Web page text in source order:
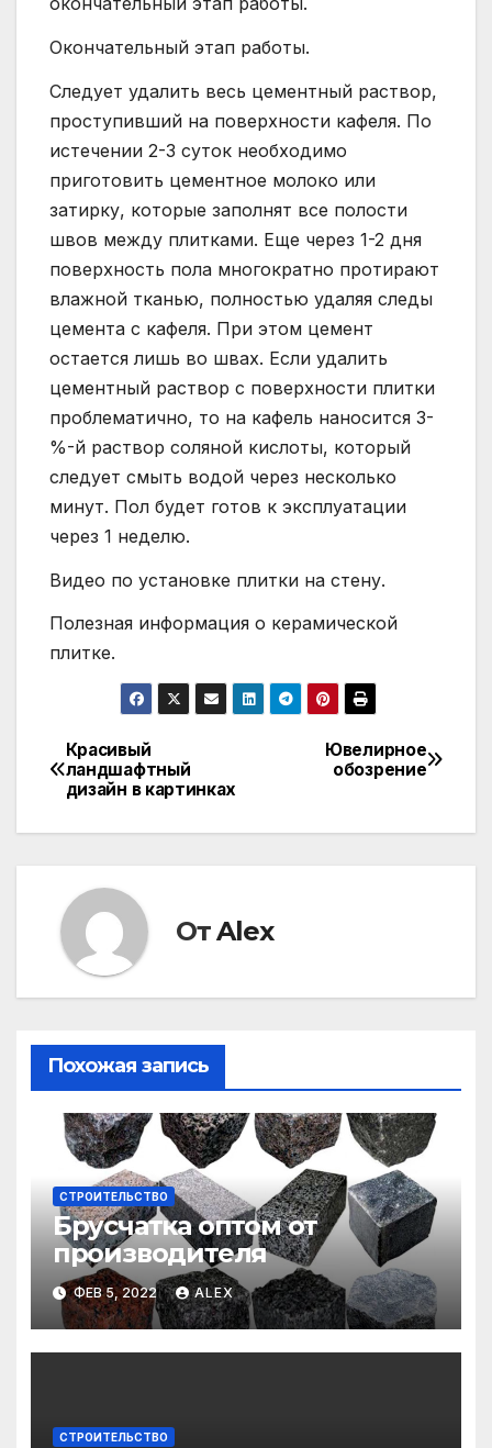
Окончательный этап работы.
Следует удалить весь цементный раствор,
проступивший на поверхности кафеля. По
истечении 2-3 суток необходимо
приготовить цементное молоко или
затирку, которые заполнят все полости
швов между плитками. Еще через 1-2 дня
поверхность пола многократно протирают
влажной тканью, полностью удаляя следы
цемента с кафеля. При этом цемент
остается лишь во швах. Если удалить
цементный раствор с поверхности плитки
проблематично, то на кафель наносится 3-
%-й раствор соляной кислоты, который
следует смыть водой через несколько
минут. Пол будет готов к эксплуатации
через 1 неделю.
Видео по установке плитки на стену.
Полезная информация о керамической
плитке.
Навигация
по
Ювелирное
обозрение
Красивый
ландшафтный
дизайн в картинках
ОтAlex
Похожая запись
СТРОИТЕЛЬСТВО
Брусчатка оптом от
производителя
ФЕВ 5, 2022 ALEX
СТРОИТЕЛЬСТВО